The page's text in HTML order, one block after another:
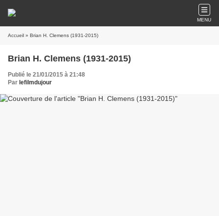
MENU
Accueil » Brian H. Clemens (1931-2015)
Brian H. Clemens (1931-2015)
Publié le 21/01/2015 à 21:48
Par lefilmdujour